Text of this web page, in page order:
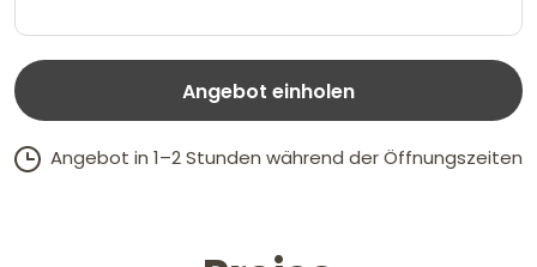
Angebot einholen
Angebot in 1–2 Stunden während der Öffnungszeiten